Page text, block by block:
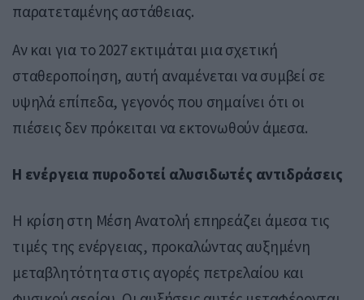
παρατεταμένης αστάθειας.
Αν και για το 2027 εκτιμάται μια σχετική
σταθεροποίηση, αυτή αναμένεται να συμβεί σε
υψηλά επίπεδα, γεγονός που σημαίνει ότι οι
πιέσεις δεν πρόκειται να εκτονωθούν άμεσα.
Η ενέργεια πυροδοτεί αλυσιδωτές αντιδράσεις
Η κρίση στη Μέση Ανατολή επηρεάζει άμεσα τις
τιμές της ενέργειας, προκαλώντας αυξημένη
μεταβλητότητα στις αγορές πετρελαίου και